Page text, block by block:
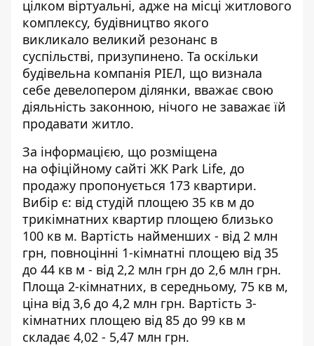
цілком віртуальні, адже на місці житлового
комплексу, будівництво якого
викликало великий резонанс в
суспільстві, призупинено. Та оскільки
будівельна компанія РІЕЛ, що визнала
себе девелопером ділянки, вважає свою
діяльність законною, нічого не заважає їй
продавати житло.
За інформацією, що розміщена
на офіційному сайті ЖК Park Life, до
продажу пропонується 173 квартири.
Вибір є: від студій площею 35 кв м до
трикімнатних квартир площею близько
100 кв м. Вартість найменших - від 2 млн
грн, повноцінні 1-кімнатні площею від 35
до 44 кв м - від 2,2 млн грн до 2,6 млн грн.
Площа 2-кімнатних, в середньому, 75 кв м,
ціна від 3,6 до 4,2 млн грн. Вартість 3-
кімнатних площею від 85 до 99 кв м
складає 4,02 - 5,47 млн грн.